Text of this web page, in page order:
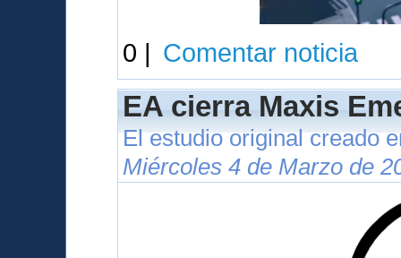
0 | Comentar noticia
EA cierra Maxis
El estudio original creado
Miércoles 4 de Marzo de